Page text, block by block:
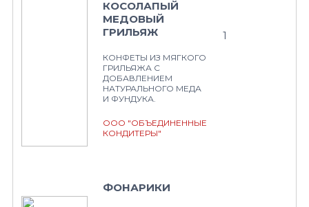
КОСОЛАПЫЙ
МЕДОВЫЙ
ГРИЛЬЯЖ
КОНФЕТЫ ИЗ МЯГКОГО
ГРИЛЬЯЖА С
ДОБАВЛЕНИЕМ
НАТУРАЛЬНОГО МЕДА
И ФУНДУКА.
ООО "ОБЪЕДИНЕННЫЕ
КОНДИТЕРЫ"
1
ФОНАРИКИ